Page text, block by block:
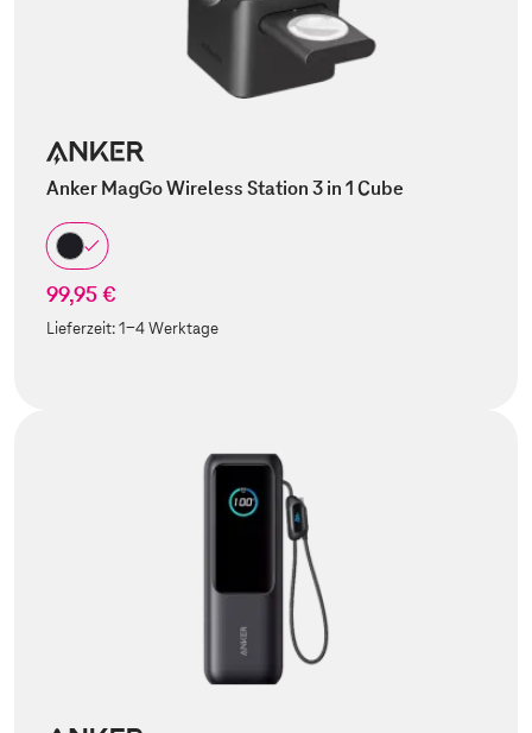
Anker MagGo Wireless Station 3 in 1 Cube
99,95 €
Lieferzeit:1-4 Werktage